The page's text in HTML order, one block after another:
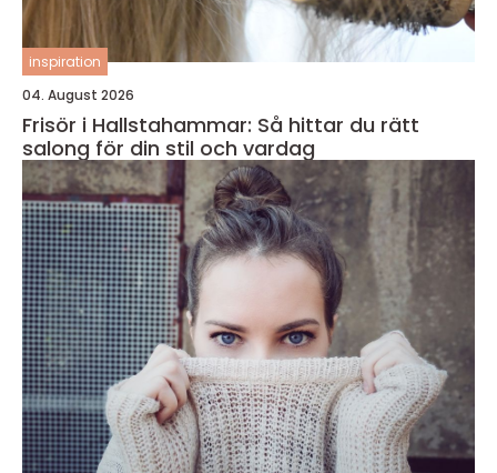
inspiration
04. August 2026
Frisör i Hallstahammar: Så hittar du rätt
salong för din stil och vardag